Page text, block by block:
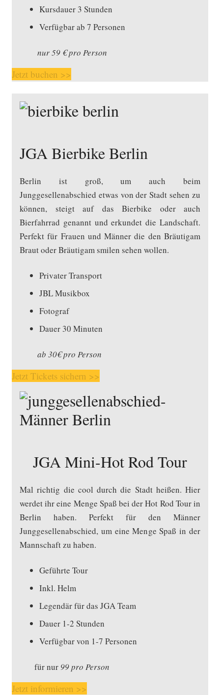
Kursdauer 3 Stunden
Verfügbar ab 7 Personen
nur 59 € pro Person
Jetzt buchen >>
JGA Bierbike Berlin
Berlin ist groß, um auch beim
Junggesellenabschied etwas von der Stadt sehen zu
können, steigt auf das Bierbike oder auch
Bierfahrrad genannt und erkundet die Landschaft.
Perfekt für Frauen und Männer die den Bräutigam
Braut oder Bräutigam smilen sehen wollen.
Privater Transport
JBL Musikbox
Fotograf
Dauer 30 Minuten
ab 30€ pro Person
Jetzt Tickets sichern >>
JGA Mini-Hot Rod Tour
Mal richtig die cool durch die Stadt heißen. Hier
werdet ihr eine Menge Spaß bei der Hot Rod Tour in
Berlin haben. Perfekt für den Männer
Junggesellenabschied, um eine Menge Spaß in der
Mannschaft zu haben.
Geführte Tour
Inkl. Helm
Legendär für das JGA Team
Dauer 1-2 Stunden
Verfügbar von 1-7 Personen
für nur99 pro Person
Jetzt informieren >>